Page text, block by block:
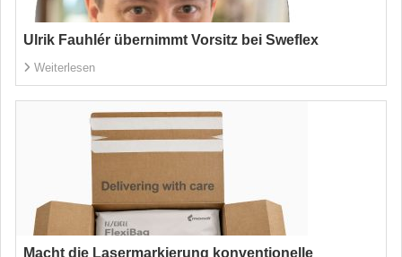
Ulrik Fauhlér übernimmt Vorsitz bei Sweflex
Weiterlesen
Macht die Lasermarkierung konventionelle